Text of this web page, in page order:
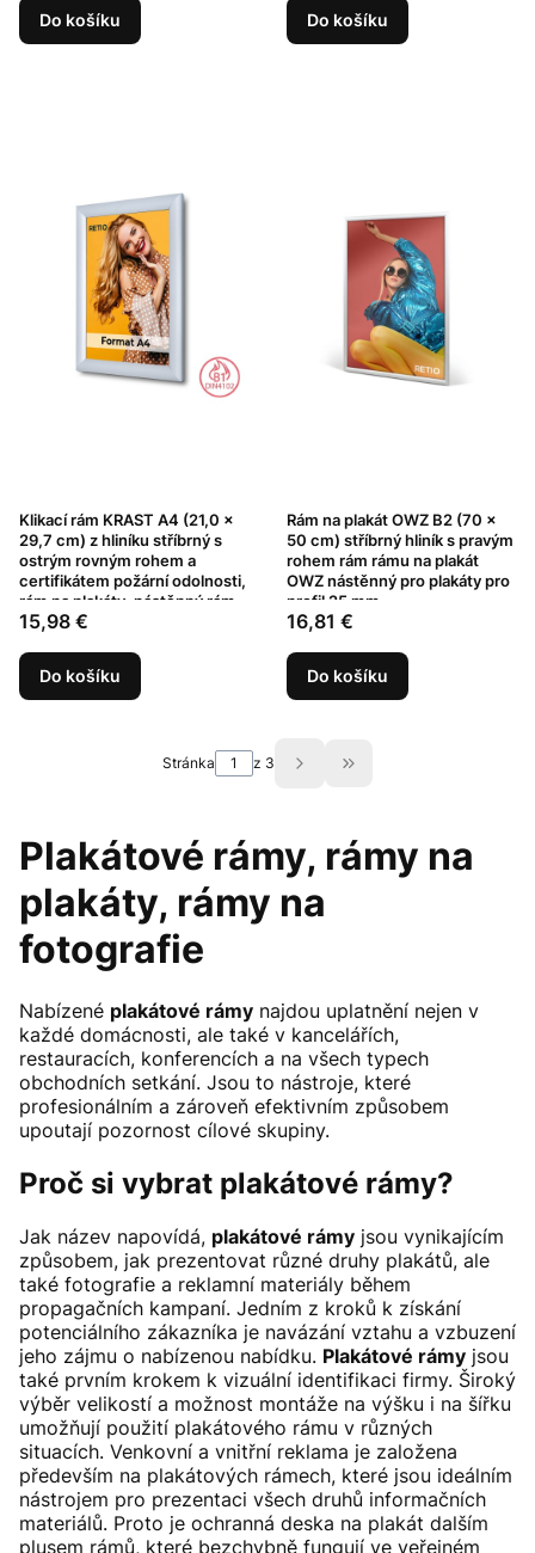
Do košíku Do košíku
Klikací rám KRAST A4 (21,0 x
29,7 cm) z hliníku stříbrný s
ostrým rovným rohem a
certifikátem požární odolnosti,
rám na plakáty, nástěnný rám
OWZ na plakáty a fotografie,
Cena
15,98 €
Do košíku
Rám na plakát OWZ B2 (70 x
50 cm) stříbrný hliník s pravým
rohem rám rámu na plakát
OWZ nástěnný pro plakáty pro
profil 25 mm
Cena
16,81 €
Do košíku
Stránka z 3 Přejít na poslední
Plakátové rámy, rámy na
plakáty, rámy na
fotografie
Nabízené plakátové rámy najdou uplatnění nejen v
každé domácnosti, ale také v kancelářích,
restauracích, konferencích a na všech typech
obchodních setkání. Jsou to nástroje, které
profesionálním a zároveň efektivním způsobem
upoutají pozornost cílové skupiny.
Proč si vybrat plakátové rámy?
Jak název napovídá, plakátové rámy jsou vynikajícím
způsobem, jak prezentovat různé druhy plakátů, ale
také fotografie a reklamní materiály během
propagačních kampaní. Jedním z kroků k získání
potenciálního zákazníka je navázání vztahu a vzbuzení
jeho zájmu o nabízenou nabídku. Plakátové rámy jsou
také prvním krokem k vizuální identifikaci firmy. Široký
výběr velikostí a možnost montáže na výšku i na šířku
umožňují použití plakátového rámu v různých
situacích. Venkovní a vnitřní reklama je založena
především na plakátových rámech, které jsou ideálním
nástrojem pro prezentaci všech druhů informačních
materiálů. Proto je ochranná deska na plakát dalším
plusem rámů, které bezchybně fungují ve veřejném